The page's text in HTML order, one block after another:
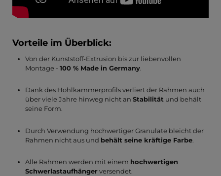
Vorteile im Überblick:
Von der Kunststoff-Extrusion bis zur liebenvollen
Montage - 100 % Made in Germany.
Dank des Hohlkammerprofils verliert der Rahmen auch
über viele Jahre hinweg nicht an Stabilitätund behält
seine Form.
Durch Verwendung hochwertiger Granulate bleicht der
Rahmen nicht aus und behält seine kräftige Farbe.
Alle Rahmen werden mit einem hochwertigen
Schwerlastaufhängerversendet.